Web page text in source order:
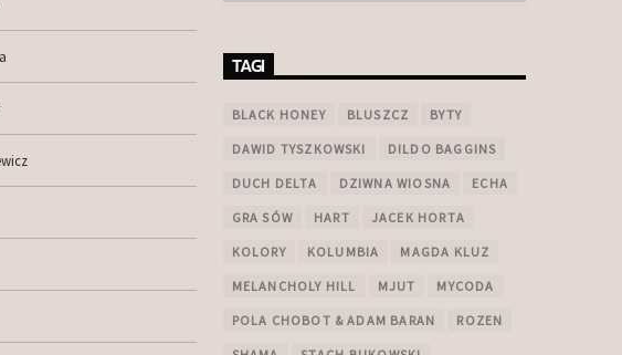
TAGI
BLACK HONEY BLUSZCZ BYTY
DAWID TYSZKOWSKI DILDO BAGGINS
DUCH DELTA DZIWNA WIOSNA ECHA
GRA SÓW HART JACEK HORTA
KOLORY KOLUMBIA MAGDA KLUZ
MELANCHOLY HILL MJUT MYCODA
POLA CHOBOT & ADAM BARAN ROZEN